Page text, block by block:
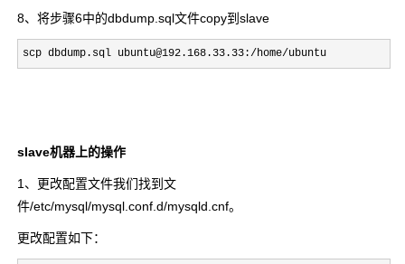
8、将步骤6中的dbdump.sql文件copy到slave
scp dbdump.sql ubuntu@192.168.33.33:/home/ubuntu
slave机器上的操作
1、更改配置文件我们找到文
件/etc/mysql/mysql.conf.d/mysqld.cnf。
更改配置如下：